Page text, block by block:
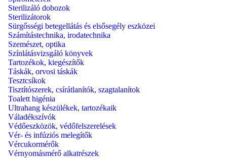
Sterilizáló dobozok
Sterilizátorok
Sürgősségi betegellátás és elsősegély eszközei
Számítástechnika, irodatechnika
Szemészet, optika
Színlátásvizsgáló könyvek
Tartozékok, kiegészítők
Táskák, orvosi táskák
Tesztcsíkok
Tisztítószerek, csírátlanítók, szagtalanítok
Toalett higénia
Ultrahang készülékek, tartozékaik
Váladékszívók
Védőeszközök, védőfelszerelések
Vér- és infúziós melegítők
Vércukormérők
Vérnyomásmérő alkatrészek